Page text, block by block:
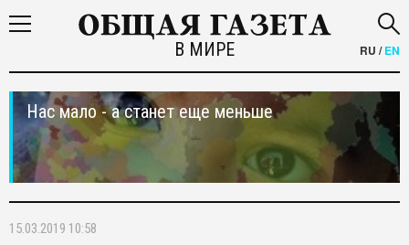
В МИРЕ RU /EN
Нас мало - а станет еще меньше
15.03.2019 10:58